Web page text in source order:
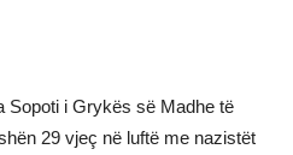
Sopoti i Grykës së Madhe të
29 vjeç në luftë me nazistët